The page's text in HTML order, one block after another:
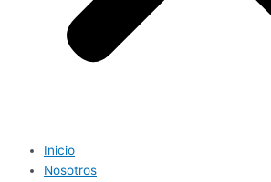
Inicio
Nosotros